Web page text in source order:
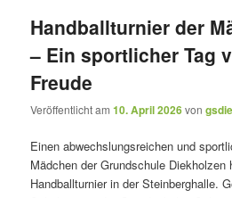
Handballturnier der
– Ein sportlicher Tag
Freude
Veröffentlicht am10. April 2026von
Einen abwechslungsreichen und
Mädchen der Grundschule Diekholzen
Handballturnier in der Steinberghalle.